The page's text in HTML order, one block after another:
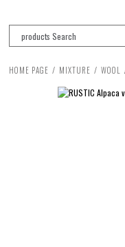
HOME PAGE MIXTURE WOOL